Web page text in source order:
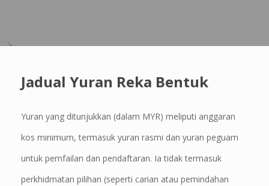
Jadual Yuran Reka Bentuk
Yuran yang ditunjukkan (dalam MYR) meliputi anggaran
kos minimum, termasuk yuran rasmi dan yuran peguam
untuk pemfailan dan pendaftaran. Ia tidak termasuk
perkhidmatan pilihan (seperti carian atau pemindahan